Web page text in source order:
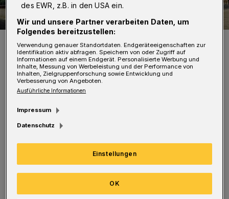
Foto: Achim Otto
Von Johannes Vesper
P räsentiert wird ausgewählte
Uraufführungen. Von Lutz Werner Hesse
erklingt erstmalig dessen Quintett für Horn
des EWR, z.B. in den USA ein.
Wir und unsere Partner verarbeiten Daten, um
Folgendes bereitzustellen:
Verwendung genauer Standortdaten. Endgeräteeigenschaften zur
Identifikation aktiv abfragen. Speichern von oder Zugriff auf
Informationen auf einem Endgerät. Personalisierte Werbung und
Inhalte, Messung von Werbeleistung und der Performance von
Inhalten, Zielgruppenforschung sowie Entwicklung und
Verbesserung von Angeboten.
Ausführliche Informationen
Impressum
Datenschutz
Einstellungen
OK